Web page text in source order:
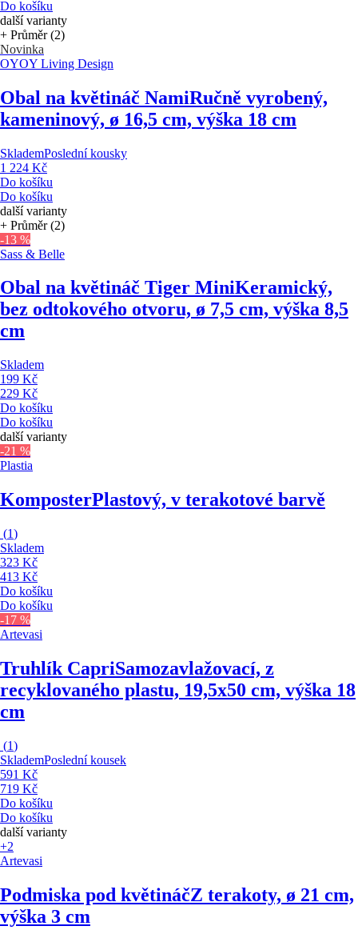
Do košíku
další varianty
+ Průměr (2)
Novinka
OYOY Living Design
Obal na květináč NamiRučně vyrobený,
kameninový, ø 16,5 cm, výška 18 cm
SklademPoslední kousky
1 224 Kč
Do košíku
Do košíku
další varianty
+ Průměr (2)
-13 %
Sass & Belle
Obal na květináč Tiger MiniKeramický,
bez odtokového otvoru, ø 7,5 cm, výška 8,5
cm
Skladem
199 Kč
229 Kč
Do košíku
Do košíku
další varianty
-21 %
Plastia
KomposterPlastový, v terakotové barvě
(1)
Skladem
323 Kč
413 Kč
Do košíku
Do košíku
-17 %
Artevasi
Truhlík CapriSamozavlažovací, z
recyklovaného plastu, 19,5x50 cm, výška 18
cm
(1)
SklademPoslední kousek
591 Kč
719 Kč
Do košíku
Do košíku
další varianty
+2
Artevasi
Podmiska pod květináčZ terakoty, ø 21 cm,
výška 3 cm